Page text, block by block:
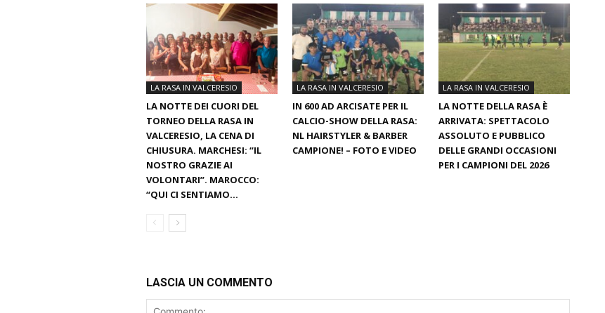
LA RASA IN VALCERESIO
LA NOTTE DEI CUORI DEL
TORNEO DELLA RASA IN
VALCERESIO, LA CENA DI
CHIUSURA. MARCHESI: “IL
NOSTRO GRAZIE AI
VOLONTARI”. MAROCCO:
“QUI CI SENTIAMO...
LA RASA IN VALCERESIO
IN 600 AD ARCISATE PER IL
CALCIO-SHOW DELLA RASA:
NL HAIRSTYLER & BARBER
CAMPIONE! – FOTO E VIDEO
LA RASA IN VALCERESIO
LA NOTTE DELLA RASA È
ARRIVATA: SPETTACOLO
ASSOLUTO E PUBBLICO
DELLE GRANDI OCCASIONI
PER I CAMPIONI DEL 2026
LASCIA UN COMMENTO